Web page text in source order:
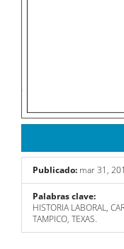
Publicado: mar 31,
Palabras clave:
HISTORIA LABORAL,
TAMPICO, TEXAS.